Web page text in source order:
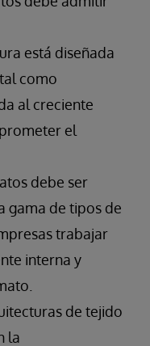
está diseñada
como
al creciente
el
debe ser
gama de tipos de
trabajar
interna y
de tejido
la